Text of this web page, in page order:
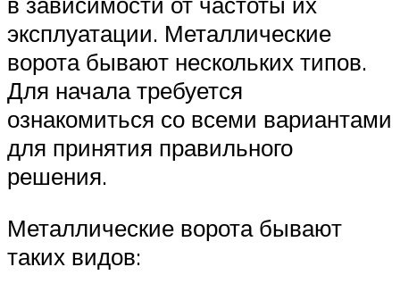
эксплуатации. Металлические
ворота бывают нескольких типов.
Для начала требуется
ознакомиться со всеми вариантами
для принятия правильного
решения.
Металлические ворота бывают
таких видов: